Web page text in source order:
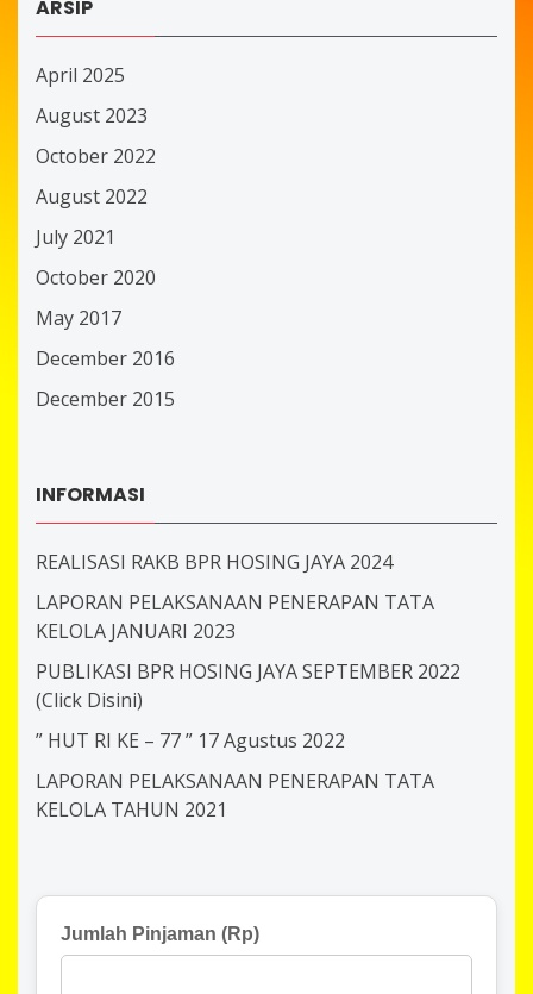
ARSIP
April 2025
August 2023
October 2022
August 2022
July 2021
October 2020
May 2017
December 2016
December 2015
INFORMASI
REALISASI RAKB BPR HOSING JAYA 2024
LAPORAN PELAKSANAAN PENERAPAN TATA
KELOLA JANUARI 2023
PUBLIKASI BPR HOSING JAYA SEPTEMBER 2022
(Click Disini)
” HUT RI KE – 77 ” 17 Agustus 2022
LAPORAN PELAKSANAAN PENERAPAN TATA
KELOLA TAHUN 2021
Jumlah Pinjaman (Rp)